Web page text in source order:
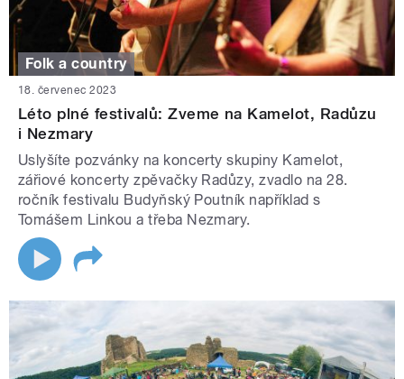
Folk a country
18. červenec 2023
Léto plné festivalů: Zveme na Kamelot, Radůzu
i Nezmary
Uslyšíte pozvánky na koncerty skupiny Kamelot,
zářiové koncerty zpěvačky Radůzy, zvadlo na 28.
ročník festivalu Budyňský Poutník například s
Tomášem Linkou a třeba Nezmary.